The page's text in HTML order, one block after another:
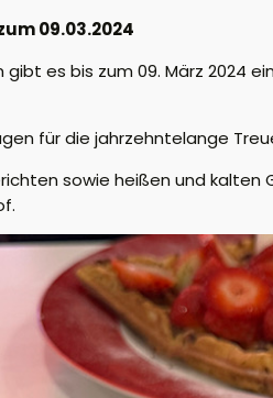
09.03.2024
es bis zum 09. März 2024
für die jahrzehntelange
sowie heißen und